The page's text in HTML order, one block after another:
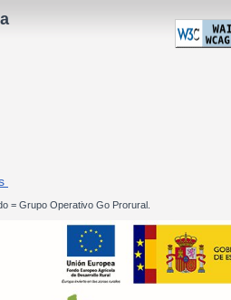
83 60 01
= Grupo Operativo Go Prorural.